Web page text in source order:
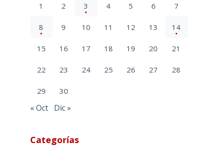
1 2 3 4 5 6 7
8 9 10 11 12 13 14
15 16 17 18 19 20 21
22 23 24 25 26 27 28
29 30
« Oct Dic »
Categorías